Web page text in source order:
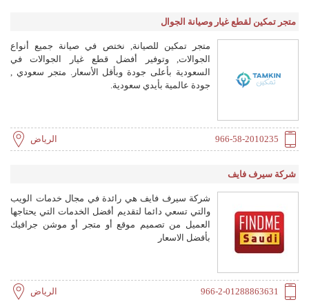
متجر تمكين لقطع غيار وصيانة الجوال
متجر تمكين للصيانة, نختص في صيانة جميع أنواع
الجوالات, وتوفير أفضل قطع غيار الجوالات في
السعودية بأعلى جودة وبأقل الأسعار. متجر سعودي ,
جودة عالمية بأيدي سعودية.
966-58-2010235 الرياض
شركة سيرف فايف
شركة سيرف فايف هي رائدة في مجال خدمات الويب
والتي تسعي دائما لتقديم أفضل الخدمات التي يحتاجها
العميل من تصميم موقع أو متجر أو موشن جرافيك
بأفضل الاسعار
966-2-01288863631 الرياض